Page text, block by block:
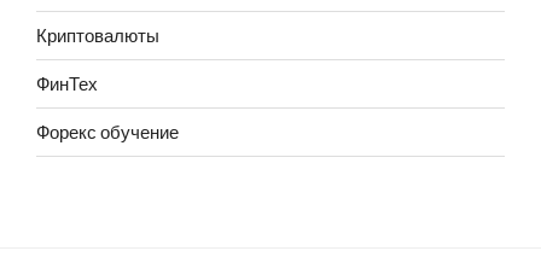
Криптовалюты
ФинТех
Форекс обучение